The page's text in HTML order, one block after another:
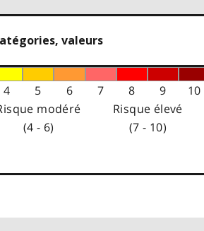
valeurs
4 5 6 7 8 9
10
modéré
(4 - 6)
Risque élevé
(7 - 10)